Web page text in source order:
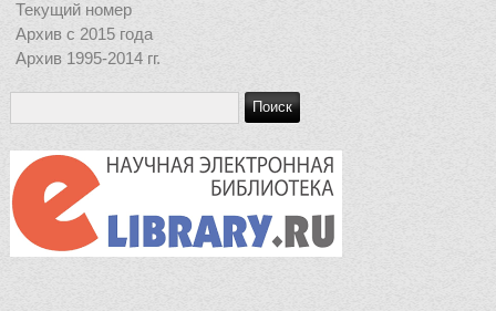
Текущий номер
Архив с 2015 года
Архив 1995-2014 гг.